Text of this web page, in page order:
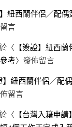
】紐西蘭伴侶／配
言
〈 【簽證】紐西
考〉發佈留言
】紐西蘭伴侶／配
留言
〈 【台灣入籍申